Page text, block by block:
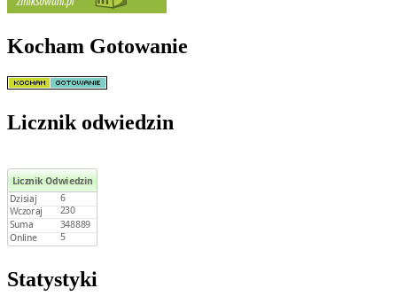
Kocham Gotowanie
Licznik odwiedzin
Statystyki